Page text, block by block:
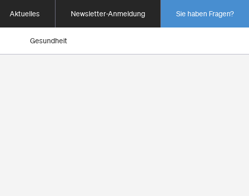
Aktuelles Newsletter-Anmeldung Sie haben Fragen?
Gesundheit